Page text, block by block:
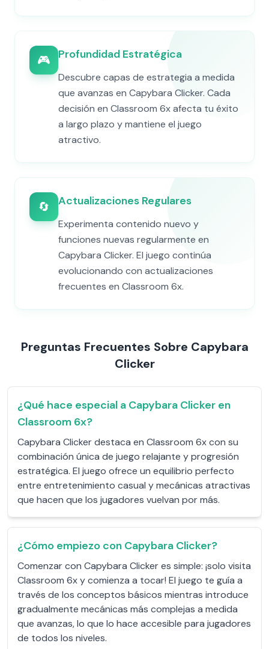
🎮 Profundidad Estratégica
Descubre capas de estrategia a medida
que avanzas en Capybara Clicker. Cada
decisión en Classroom 6x afecta tu éxito
a largo plazo y mantiene el juego
atractivo.
🔄 Actualizaciones Regulares
Experimenta contenido nuevo y
funciones nuevas regularmente en
Capybara Clicker. El juego continúa
evolucionando con actualizaciones
frecuentes en Classroom 6x.
Preguntas Frecuentes Sobre Capybara
Clicker
¿Qué hace especial a Capybara Clicker en
Classroom 6x?
Capybara Clicker destaca en Classroom 6x con su
combinación única de juego relajante y progresión
estratégica. El juego ofrece un equilibrio perfecto
entre entretenimiento casual y mecánicas atractivas
que hacen que los jugadores vuelvan por más.
¿Cómo empiezo con Capybara Clicker?
Comenzar con Capybara Clicker es simple: ¡solo visita
Classroom 6x y comienza a tocar! El juego te guía a
través de los conceptos básicos mientras introduce
gradualmente mecánicas más complejas a medida
que avanzas, lo que lo hace accesible para jugadores
de todos los niveles.